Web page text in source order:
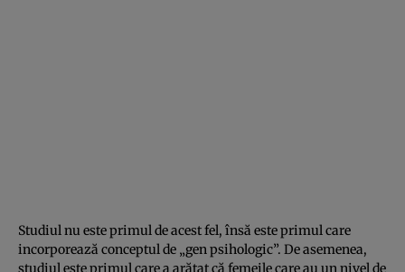
Studiul nu este primul de acest fel, însă este primul care
incorporează conceptul de „gen psihologic”. De asemenea,
studiul este primul care a arătat că femeile care au un nivel de